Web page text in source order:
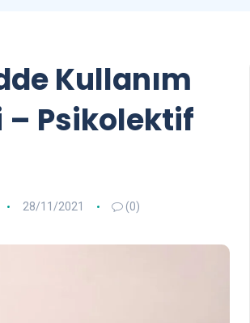
Kullanım
– Psikolektif
28/11/2021 (0)